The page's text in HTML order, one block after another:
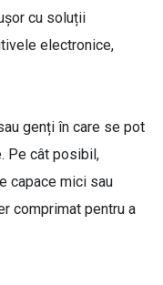
cu soluții
electronice,
genți în care se pot
Pe cât posibil,
capace mici sau
comprimat pentru a